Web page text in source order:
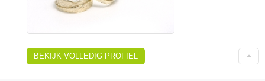
BEKIJK VOLLEDIG PROFIEL